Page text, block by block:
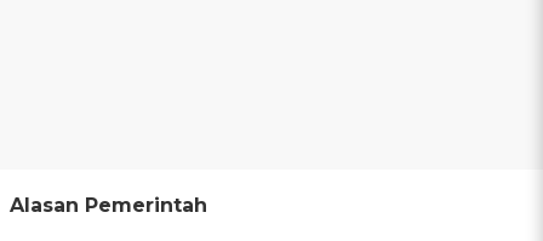
Alasan Pemerintah